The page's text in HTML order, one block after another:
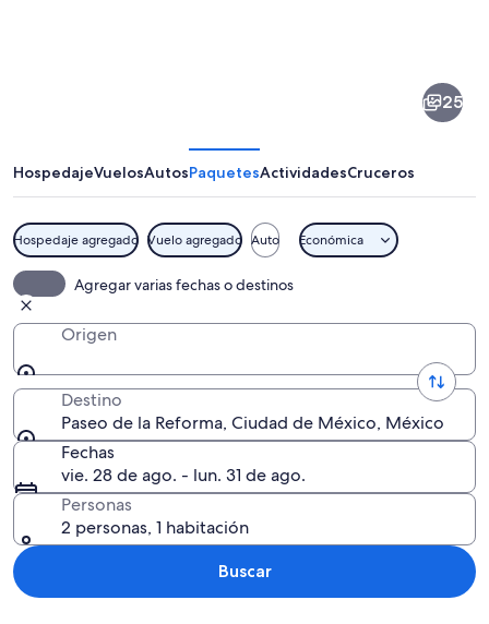
Reforma
25
HospedajeVuelosAutosPaquetesActividadesCruceros
Hospedaje agregado Vuelo agregado Auto Económica
Agregar varias fechas o destinos
Origen
Destino
Paseo de la Reforma, Ciudad de México, México
Fechas
vie. 28 de ago. - lun. 31 de ago.
Personas
2 personas, 1 habitación
Buscar